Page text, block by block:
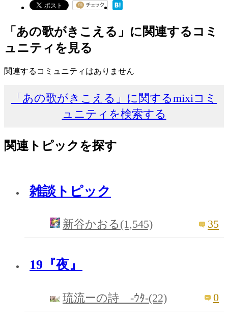
「あの歌がきこえる」に関連するコミ
ュニティを見る
関連するコミュニティはありません
「あの歌がきこえる」に関するmixiコミ
ュニティを検索する
関連トピックを探す
雑談トピック
新谷かおる(1,545) 35
19『夜』
琉流ーの詩 -ｳﾀ-(22) 0